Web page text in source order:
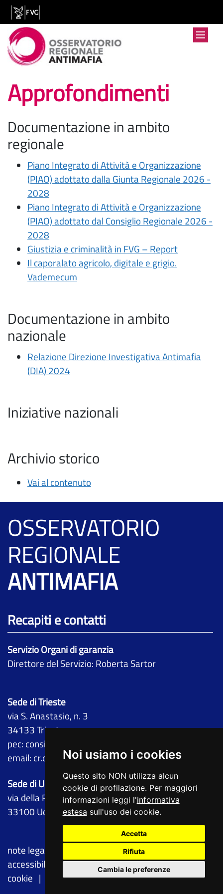
Noi usiamo i cookies
Questo sito NON utilizza alcun
cookie di profilazione. Per maggiori
informazioni leggi l'informativa
estesa sull'uso dei cookie.
Accetta
Rifiuta
Cambia le preferenze
Approfondimenti
Documentazione in ambito
regionale
Piano Integrato di Attività e Organizzazione
(PIAO) adottato dalla Giunta Regionale 2026 -
2028
Piano Integrato di Attività e Organizzazione
(PIAO) adottato dal Consiglio Regionale 2026 -
2028
Giustizia e criminalità in FVG – Report
Il caporalato agricolo, digitale e grigio.
Vademecum
Documentazione in ambito
nazionale
Relazione Direzione Investigativa Antimafia
(DIA) 2024
Iniziative nazionali
Archivio storico
Vai al contenuto
OSSERVATORIO
REGIONALE
ANTIMAFIA
Recapiti e contatti
Servizio Organi di garanzia
Direttore del Servizio: Roberta Sartor
Sede di Trieste
via S. Anastasio, n. 3
34133 Trieste
pec: consiglio@certregione.fvg.it
email: cr.osservatorioantimafia@regione.fvg.it
Sede di Udine
via della Prefettura, n. 10
33100 Udine
note legali cookie
accessibilità
feedback
cambio preferenze
cookie
redazione